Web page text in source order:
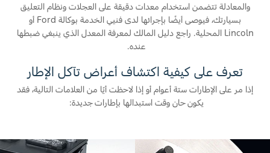
والمعادلة تتضمن استخدام معدات دقيقة على العجلات ونظام التعليق
بسيارتك، فيوصى أيضًا بإجرائها لدى فنيي الخدمة بوكالة Ford أو
Lincoln المحلية. راجع دليل المالك لمعرفة المعدل الذي ينبغي ضبطها
عنده.
تعرف على كيفية اكتشاف أعراض تآكل الإطار
إذا مر على الإطارات ستة أعوام أو إذا لاحظت أيًا من العلامات التالية، فقد
يكون حان وقت استبدالها بإطارات جديدة: